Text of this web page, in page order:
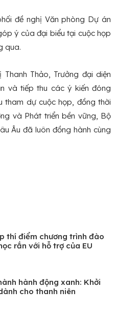
đề nghị Văn phòng Dự án
ý của đại biểu tại cuộc họp
qua.
Thảo, Trưởng đại diện
và tiếp thu các ý kiến đóng
dự cuộc họp, đồng thời
và Phát triển bền vững, Bộ
Âu đã luôn đồng hành cùng
thí điểm chương trình đào
rắn với hỗ trợ của EU
hành động xanh: Khởi
cho thanh niên